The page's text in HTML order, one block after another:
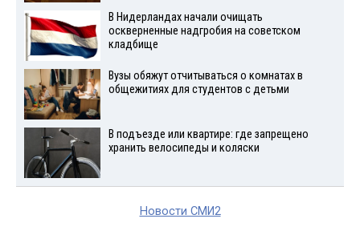
В Нидерландах начали очищать
оскверненные надгробия на советском
кладбище
Вузы обяжут отчитываться о комнатах в
общежитиях для студентов с детьми
В подъезде или квартире: где запрещено
хранить велосипеды и коляски
Новости СМИ2